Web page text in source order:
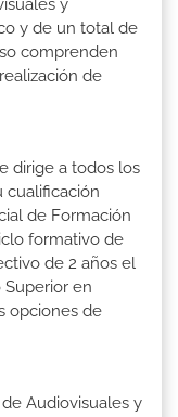
y
y de un total de
comprenden
de
dirige a todos los
cualificación
de Formación
formativo de
de 2 años el
en
opciones de
Audiovisuales y